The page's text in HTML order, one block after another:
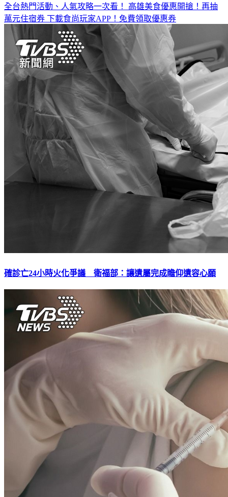
全台熱門活動、人氣攻略一次看！ 高雄美食優惠開搶！再抽
萬元住宿券 下載食尚玩家APP！免費領取優惠券
確診亡24小時火化爭議 衛福部：讓遺屬完成瞻仰遺容心願